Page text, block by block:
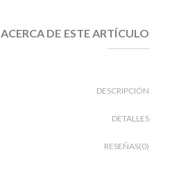
ACERCA DE ESTE ARTÍCULO
DESCRIPCIÓN
DETALLES
RESEÑAS(0)